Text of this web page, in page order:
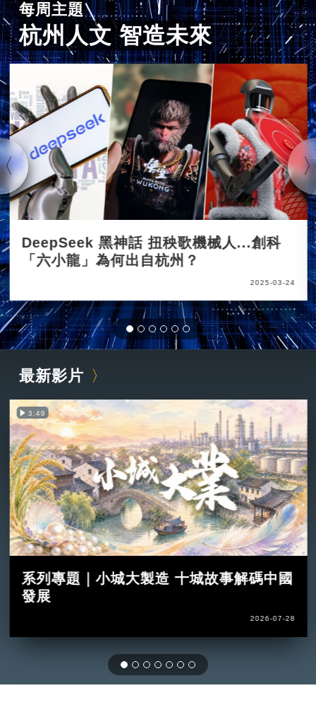
每周主題
杭州人文 智造未來
DeepSeek 黑神話 扭秧歌機械人...創科
「六小龍」為何出自杭州？
2025-03-24
最新影片
3:49
系列專題｜小城大製造 十城故事解碼中國
發展
2026-07-28